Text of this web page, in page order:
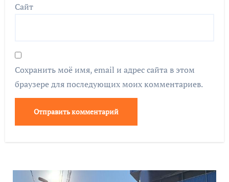
Сайт
Сохранить моё имя, email и адрес сайта в этом
браузере для последующих моих комментариев.